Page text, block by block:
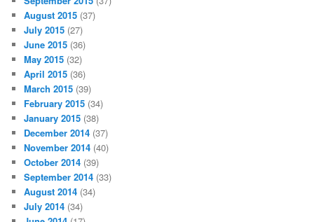
August 2015 (37)
July 2015 (27)
June 2015 (36)
May 2015 (32)
April 2015 (36)
March 2015 (39)
February 2015 (34)
January 2015 (38)
December 2014 (37)
November 2014 (40)
October 2014 (39)
September 2014 (33)
August 2014 (34)
July 2014 (34)